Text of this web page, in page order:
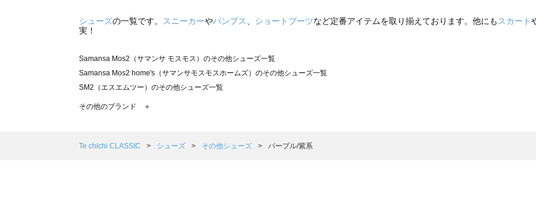
シューズの一覧です。 スニーカーやパンプス ショートブーツなど定番アイテムを取り揃えております。他にも スカート
実！
Samansa Mos2（サマンサ モスモス）のその他シューズ一覧
Samansa Mos2 home's（サマンサモスモスホームズ）のその他シューズ一覧
SM2（エスエムツー）のその他シューズ一覧
TSUHARU by Samansa Mos2（ツハルバイサマンサモスモス）のその他シューズ一覧
Samansa Mos2 Lagom（サマンサモスモス ラーゴム）のその他シューズ一覧
その他のブランド ＋
Te chichi CLASSIC シューズ その他シューズ パープル/紫系